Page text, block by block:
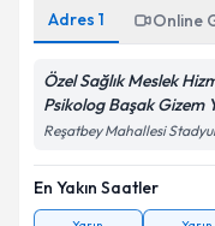
Adres 1 Online
Özel Sağlık Meslek
Psikolog Başak Gizem
Reşatbey Mahallesi
En Yakın Saatler